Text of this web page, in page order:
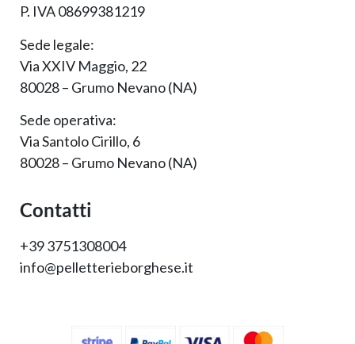
P. IVA 08699381219
Sede legale:
Via XXIV Maggio, 22
80028 – Grumo Nevano (NA)
Sede operativa:
Via Santolo Cirillo, 6
80028 – Grumo Nevano (NA)
Contatti
+39 3751308004
info@pelletterieborghese.it